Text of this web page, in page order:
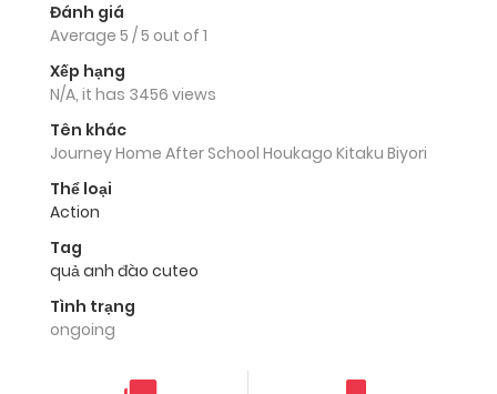
Đánh giá
Average 5 /5 out of 1
Xếp hạng
N/A, it has 3456 views
Tên khác
Journey Home After School Houkago Kitaku Biyori
Thể loại
Action
Tag
quả anh đào cuteo
Tình trạng
ongoing